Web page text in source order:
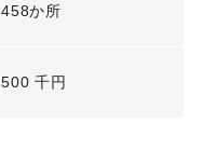
458か所
500 千円